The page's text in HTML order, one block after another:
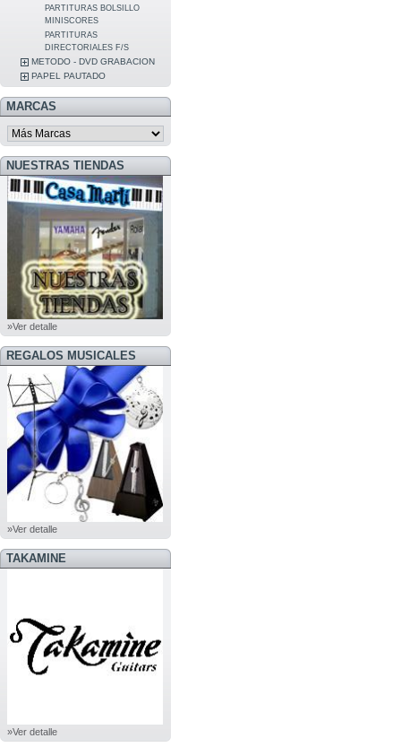
PARTITURAS BOLSILLO
MINISCORES
PARTITURAS
DIRECTORIALES F/S
METODO - DVD GRABACION
PAPEL PAUTADO
MARCAS
NUESTRAS TIENDAS
»Ver detalle
REGALOS MUSICALES
»Ver detalle
TAKAMINE
»Ver detalle